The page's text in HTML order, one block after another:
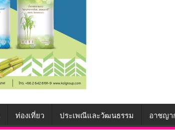
ท่องเที่ยว ประเพณีและวัฒนธรรม อาชญา